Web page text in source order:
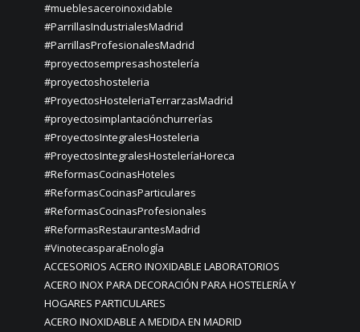
#mueblesaceroinoxidable
#ParrillasIndustrialesMadrid
#ParrillasProfesionalesMadrid
#proyectosempresashostelería
#proyectoshosteleria
#ProyectosHosteleriaTerrarzasMadrid
#proyectosimplantaciónchurrerías
#ProyectosIntegralesHosteleria
#ProyectosIntegralesHosteleríaHoreca
#ReformasCocinasHoteles
#ReformasCocinasParticulares
#ReformasCocinasProfesionales
#ReformasRestaurantesMadrid
#VinotecasparaEnología
ACCESORIOS ACERO INOXIDABLE LABORATORIOS
ACERO INOX PARA DECORACIÓN PARA HOSTELERÍA Y
HOGARES PARTICULARES
ACERO INOXIDABLE A MEDIDA EN MADRID